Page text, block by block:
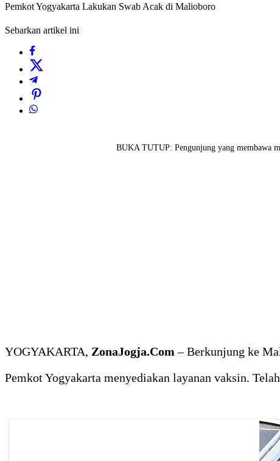
Pemkot Yogyakarta Lakukan Swab Acak di Malioboro
Sebarkan artikel ini
BUKA TUTUP: Pengunjung yang membawa
YOGYAKARTA, ZonaJogja.Com – Berkunjung ke
Pemkot Yogyakarta menyediakan layanan vaksin.